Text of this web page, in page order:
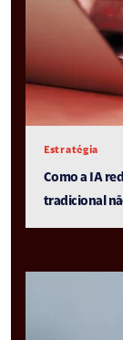
Estratégia
Como a IA
tradicional